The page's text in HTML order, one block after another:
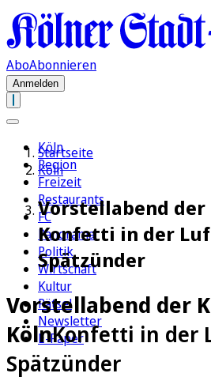
AboAbonnieren
Anmelden
Köln
Region
Freizeit
Restaurants
FC
Panorama
Politik
Wirtschaft
Kultur
Rätsel
Newsletter
E-Paper
Startseite
Köln
Vorstellabend der
Konfetti in der
Spätzünder
Vorstellabend der
KölnKonfetti in der
Spätzünder